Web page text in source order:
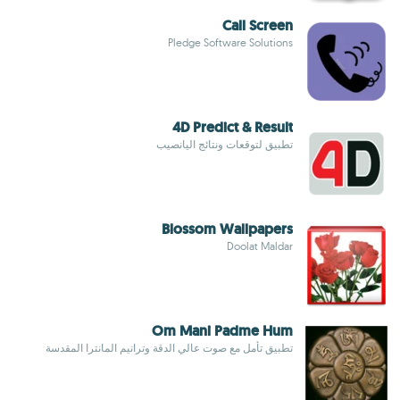
Call Screen
Pledge Software Solutions
4D Predict & Result
تطبيق لتوقعات ونتائج اليانصيب
Blossom Wallpapers
Doolat Maldar
Om Mani Padme Hum
تطبيق تأمل مع صوت عالي الدقة وترانيم المانترا المقدسة